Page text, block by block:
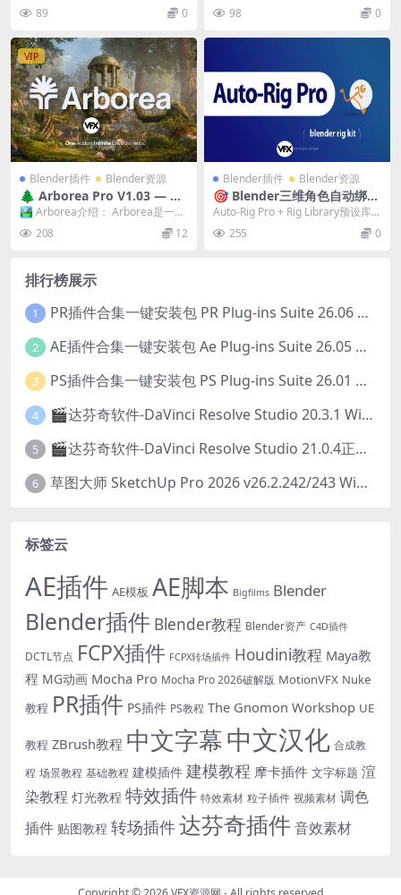
89 0 98 0
VIP
Blender插件 Blender资源
🌲 Arborea Pro V1.03 — Bl
ender高品质自然环境资产库
与程序化生态生成工具
🏞️ Arborea介绍： Arborea是一款
208 12
Blender插件 Blender资源
🎯 Blender三维角色自动绑定
插件 Auto-Rig Pro v3.77.33
+ Rig Library 预设库 + Quic
k Rig V1.27.21（支持 2.93–
Auto-Rig Pro + Rig Library预设库 +
255 0
排行榜展示
1 PR插件合集一键安装包 PR Plug-ins Suite 26.06 一键安装PR所有常用插件！
2 AE插件合集一键安装包 Ae Plug-ins Suite 26.05 一键安装AE所有常用插件！
3 PS插件合集一键安装包 PS Plug-ins Suite 26.01 一键安装PS所有常用插件！
4 🎬达芬奇软件-DaVinci Resolve Studio 20.3.1 Win/Mac中文破解版下载
5 🎬达芬奇软件-DaVinci Resolve Studio 21.0.4正式版 Win/Mac中文破解版下载
6 草图大师 SketchUp Pro 2026 v26.2.242/243 Win/Mac破解版 中文版/英文版
标签云
AE插件 AE模板 AE脚本 Bigfilms Blender
Blender插件 Blender教程 Blender资产 C4D插件
DCTL节点 FCPX插件 FCPX转场插件 Houdini教程 Maya教
程 MG动画 Mocha Pro Mocha Pro 2026破解版 MotionVFX Nuke
教程 PR插件 PS插件 PS教程 The Gnomon Workshop UE
教程 ZBrush教程 中文字幕中文汉化 合成教
程 场景教程 基础教程 建模插件 建模教程 摩卡插件 文字标题 渲
染教程 灯光教程 特效插件 特效素材 粒子插件 视频素材 调色
插件 贴图教程 转场插件达芬奇插件 音效素材